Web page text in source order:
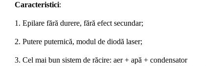
Caracteristici:
1. Epilare fără durere, fără efect secundar;
2. Putere puternică, modul de diodă laser;
3. Cel mai bun sistem de răcire: aer + apă + condensator